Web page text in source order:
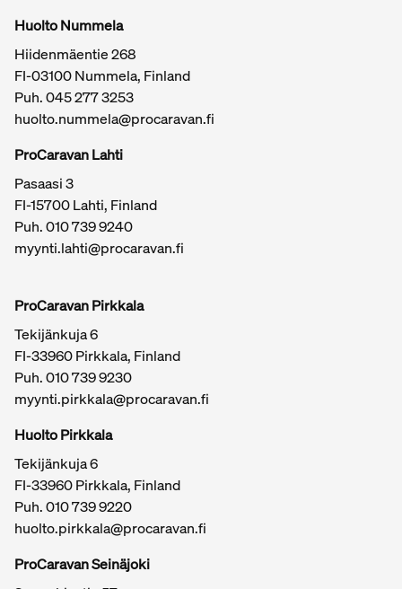
Tärkeitä linkkejä / sivukartta
Huolto Nummela
Hiidenmäentie 268
FI-03100 Nummela, Finland
Puh. 045 277 3253
huolto.nummela@procaravan.fi
ProCaravan Lahti
Pasaasi 3
FI-15700 Lahti, Finland
Puh.010 739 9240
myynti.lahti@procaravan.fi
ProCaravan Pirkkala
Tekijänkuja 6
FI-33960 Pirkkala, Finland
Puh.010 739 9230
myynti.pirkkala@procaravan.fi
Huolto Pirkkala
Tekijänkuja 6
FI-33960 Pirkkala, Finland
Puh.010 739 9220
huolto.pirkkala@procaravan.fi
ProCaravan Seinäjoki